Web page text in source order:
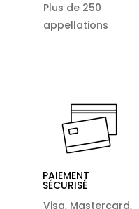
Plus de 250
appellations
PAIEMENT
SÉCURISÉ
Visa, Mastercard,